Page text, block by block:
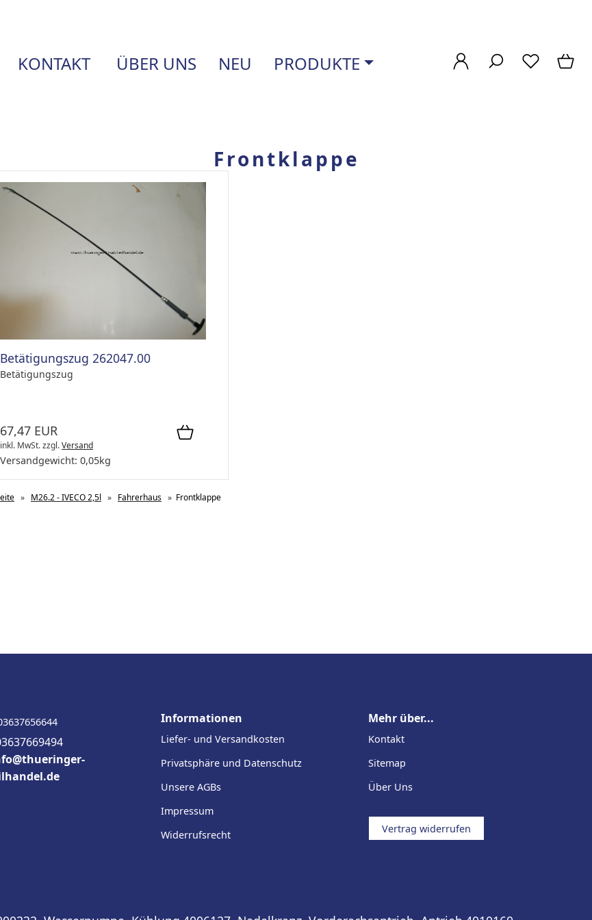
KONTAKT ÜBER UNS NEU PRODUKTE
Frontklappe
Betätigungszug 262047.00
Betätigungszug
67,47 EUR
inkl. MwSt.zzgl.Versand
Versandgewicht: 0,05kg
» M26.2 - IVECO 2,5l » Fahrerhaus » Frontklappe
Informationen
Liefer- und Versandkosten
Privatsphäre und Datenschutz
Unsere AGBs
Impressum
Widerrufsrecht
Mehr über...
Kontakt
Sitemap
Über Uns
Vertrag widerrufen